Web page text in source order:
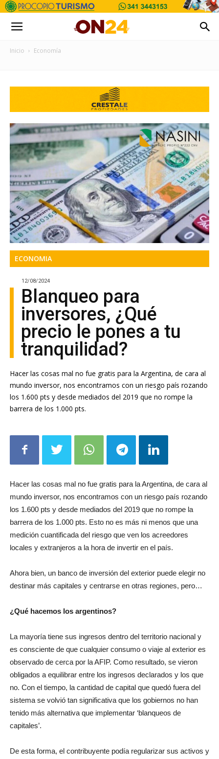
Inicio Economía
ECONOMIA
12/08/2024
Blanqueo para
inversores, ¿Qué
precio le pones a tu
tranquilidad?
Hacer las cosas mal no fue gratis para la Argentina, de cara al
mundo inversor, nos encontramos con un riesgo país rozando
los 1.600 pts y desde mediados del 2019 que no rompe la
barrera de los 1.000 pts.
Hacer las cosas mal no fue gratis para la Argentina, de cara al
mundo inversor, nos encontramos con un riesgo país rozando
los 1.600 pts y desde mediados del 2019 que no rompe la
barrera de los 1.000 pts. Esto no es más ni menos que una
medición cuantificada del riesgo que ven los acreedores
locales y extranjeros a la hora de invertir en el país.
Ahora bien, un banco de inversión del exterior puede elegir no
destinar más capitales y centrarse en otras regiones, pero…
¿Qué hacemos los argentinos?
La mayoría tiene sus ingresos dentro del territorio nacional y
es consciente de que cualquier consumo o viaje al exterior es
observado de cerca por la AFIP. Como resultado, se vieron
obligados a equilibrar entre los ingresos declarados y los que
no. Con el tiempo, la cantidad de capital que quedó fuera del
sistema se volvió tan significativa que los gobiernos no han
tenido más alternativa que implementar ‘blanqueos de
capitales’.
De esta forma, el contribuyente podía regularizar sus activos y